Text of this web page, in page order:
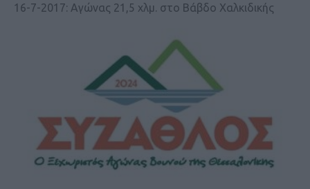
16-7-2017: Αγώνας 21,5 χλμ. στο Βάβδο Χαλκιδικής